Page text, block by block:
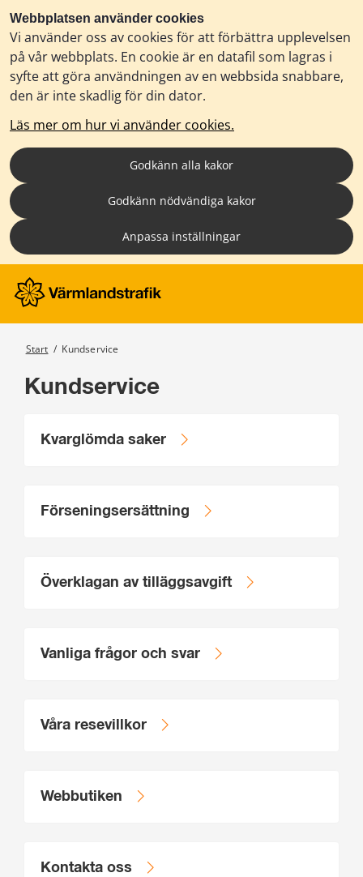
Webbplatsen använder cookies
Vi använder oss av cookies för att förbättra upplevelsen
på vår webbplats. En cookie är en datafil som lagras i
syfte att göra användningen av en webbsida snabbare,
den är inte skadlig för din dator.
Läs mer om hur vi använder cookies.
Godkänn alla kakor
Godkänn nödvändiga kakor
Anpassa inställningar
Start / Kundservice
Kundservice
Kvarglömda saker
Förseningsersättning
Överklagan av tilläggsavgift
Vanliga frågor och svar
Våra resevillkor
Webbutiken
Kontakta oss